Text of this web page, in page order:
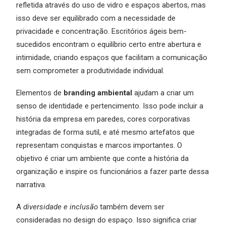
refletida através do uso de vidro e espaços abertos, mas
isso deve ser equilibrado com a necessidade de
privacidade e concentração. Escritórios ágeis bem-
sucedidos encontram o equilíbrio certo entre abertura e
intimidade, criando espaços que facilitam a comunicação
sem comprometer a produtividade individual.
Elementos de branding ambiental ajudam a criar um
senso de identidade e pertencimento. Isso pode incluir a
história da empresa em paredes, cores corporativas
integradas de forma sutil, e até mesmo artefatos que
representam conquistas e marcos importantes. O
objetivo é criar um ambiente que conte a história da
organização e inspire os funcionários a fazer parte dessa
narrativa.
A diversidade e inclusão também devem ser
consideradas no design do espaço. Isso significa criar